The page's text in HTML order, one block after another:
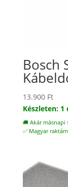
Bosch
13.900 Ft
Készleten: 1
🚚 Akár másnapi
✅ Magyar